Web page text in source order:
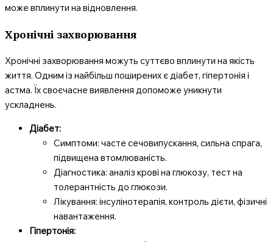
може вплинути на відновлення.
Хронічні захворювання
Хронічні захворювання можуть суттєво вплинути на якість
життя. Одним із найбільш поширених є діабет, гіпертонія і
астма. Їх своєчасне виявлення допоможе уникнути
ускладнень.
Діабет:
Симптоми: часте сечовипускання, сильна спрага,
підвищена втомлюваність.
Діагностика: аналіз крові на глюкозу, тест на
толерантність до глюкози.
Лікування: інсулінотерапія, контроль дієти, фізичні
навантаження.
Гіпертонія: